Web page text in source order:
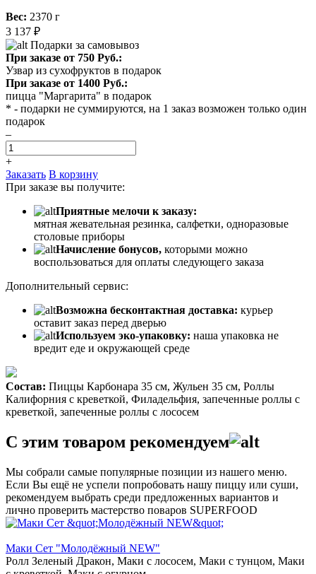
Вес: 2370 г
3 137 ₽
Подарки за самовывоз
При заказе от 750 Руб.:
Узвар из сухофруктов в подарок
При заказе от 1400 Руб.:
пицца "Маргарита" в подарок
* - подарки не суммируются, на 1 заказ возможен только один
подарок
–
+
Заказать В корзину
При заказе вы получите:
Приятные мелочи к заказу:
мятная жевательная резинка, салфетки, одноразовые
столовые приборы
Начисление бонусов, которыми можно
воспользоваться для оплаты следующего заказа
Дополнительный сервис:
Возможна бесконтактная доставка: курьер
оставит заказ перед дверью
Используем эко-упаковку: наша упаковка не
вредит еде и окружающей среде
Состав: Пиццы Карбонара 35 см, Жульен 35 см, Роллы
Калифорния с креветкой, Филадельфия, запеченные роллы с
креветкой, запеченные роллы с лососем
С этим товаром рекомендуем
Мы собрали самые популярные позиции из нашего меню.
Если Вы ещё не успели попробовать нашу пиццу или суши,
рекомендуем выбрать среди предложенных вариантов и
лично проверить мастерство поваров SUPERFOOD
Маки Сет "Молодёжный NEW"
Ролл Зеленый Дракон, Маки с лососем, Маки с тунцом, Маки